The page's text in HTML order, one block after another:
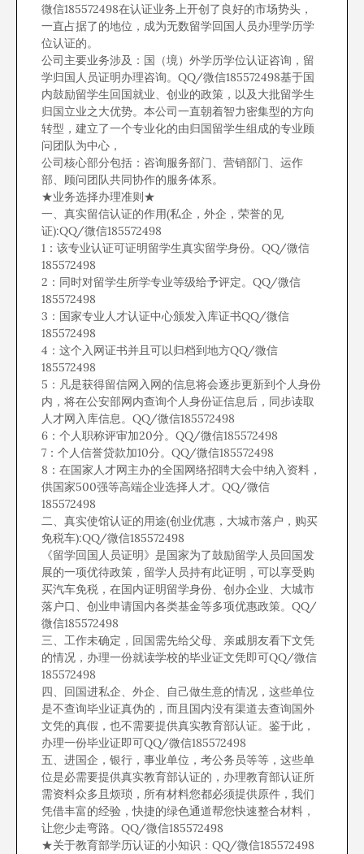
微信185572498在认证业务上开创了良好的市场势头，
一直占据了的地位，成为无数留学回国人员办理学历学
位认证的。
公司主要业务涉及：国（境）外学历学位认证咨询，留
学归国人员证明办理咨询。QQ/微信185572498基于国
内鼓励留学生回国就业、创业的政策，以及大批留学生
归国立业之大优势。本公司一直朝着智力密集型的方向
转型，建立了一个专业化的由归国留学生组成的专业顾
问团队为中心，
公司核心部分包括：咨询服务部门、营销部门、运作
部、顾问团队共同协作的服务体系。
★业务选择办理准则★
一、真实留信认证的作用(私企，外企，荣誉的见
证):QQ/微信185572498
1：该专业认证可证明留学生真实留学身份。QQ/微信
185572498
2：同时对留学生所学专业等级给予评定。QQ/微信
185572498
3：国家专业人才认证中心颁发入库证书QQ/微信
185572498
4：这个入网证书并且可以归档到地方QQ/微信
185572498
5：凡是获得留信网入网的信息将会逐步更新到个人身份
内，将在公安部网内查询个人身份证信息后，同步读取
人才网入库信息。QQ/微信185572498
6：个人职称评审加20分。QQ/微信185572498
7：个人信誉贷款加10分。QQ/微信185572498
8：在国家人才网主办的全国网络招聘大会中纳入资料，
供国家500强等高端企业选择人才。QQ/微信
185572498
二、真实使馆认证的用途(创业优惠，大城市落户，购买
免税车):QQ/微信185572498
《留学回国人员证明》是国家为了鼓励留学人员回国发
展的一项优待政策，留学人员持有此证明，可以享受购
买汽车免税，在国内证明留学身份、创办企业、大城市
落户口、创业申请国内各类基金等多项优惠政策。QQ/
微信185572498
三、工作未确定，回国需先给父母、亲戚朋友看下文凭
的情况，办理一份就读学校的毕业证文凭即可QQ/微信
185572498
四、回国进私企、外企、自己做生意的情况，这些单位
是不查询毕业证真伪的，而且国内没有渠道去查询国外
文凭的真假，也不需要提供真实教育部认证。鉴于此，
办理一份毕业证即可QQ/微信185572498
五、进国企，银行，事业单位，考公务员等等，这些单
位是必需要提供真实教育部认证的，办理教育部认证所
需资料众多且烦琐，所有材料您都必须提供原件，我们
凭借丰富的经验，快捷的绿色通道帮您快速整合材料，
让您少走弯路。QQ/微信185572498
★关于教育部学历认证的小知识：QQ/微信185572498